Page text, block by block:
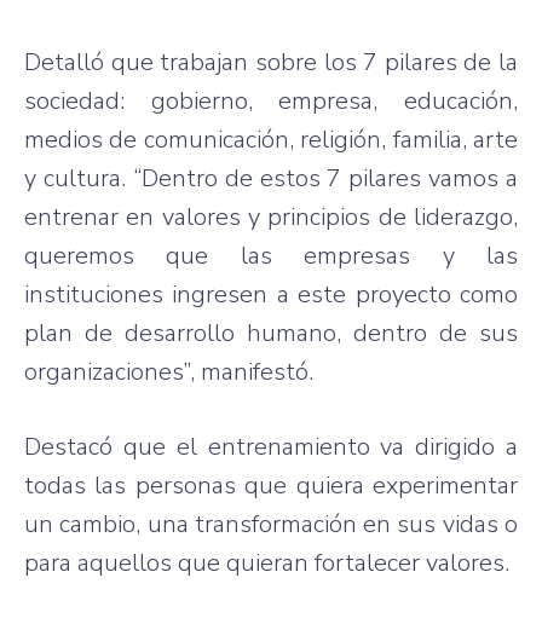
Detalló que trabajan sobre los 7 pilares de la
sociedad: gobierno, empresa, educación,
medios de comunicación, religión, familia, arte
y cultura. “Dentro de estos 7 pilares vamos a
entrenar en valores y principios de liderazgo,
queremos que las empresas y las
instituciones ingresen a este proyecto como
plan de desarrollo humano, dentro de sus
organizaciones”, manifestó.
Destacó que el entrenamiento va dirigido a
todas las personas que quiera experimentar
un cambio, una transformación en sus vidas o
para aquellos que quieran fortalecer valores.